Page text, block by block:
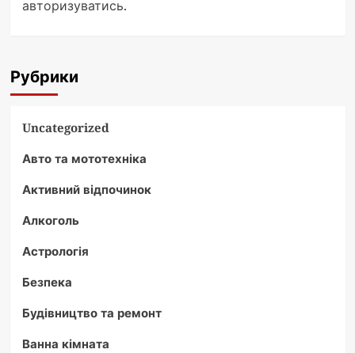
авторизуватись.
Рубрики
Uncategorized
Авто та мототехніка
Активний відпочинок
Алкоголь
Астрологія
Безпека
Будівництво та ремонт
Ванна кімната